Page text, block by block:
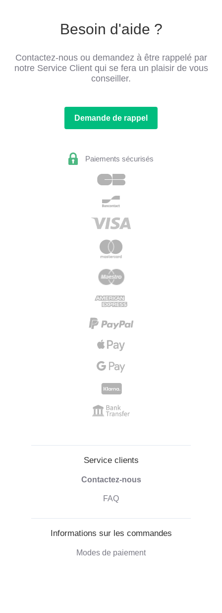
Besoin d'aide ?
Contactez-nous ou demandez à être rappelé par
notre Service Client qui se fera un plaisir de vous
conseiller.
Demande de rappel
Paiements sécurisés
Service clients
Contactez-nous
FAQ
Informations sur les commandes
Modes de paiement